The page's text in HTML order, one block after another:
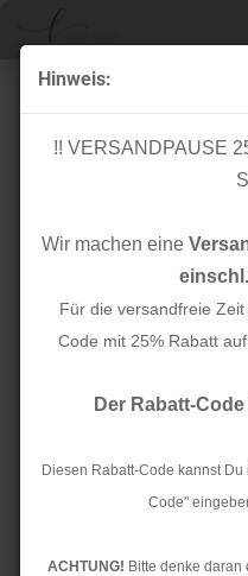
Hinweis:
!! VERSANDPAUSE
Wir machen eine
Für die versandfreie
Code mit 25% Rabatt
Der Rabatt-
Diesen Rabatt-Code kannst
Code"
ACHTUNG! Bitte denke
Jacken Reißverschluss -
schwarz